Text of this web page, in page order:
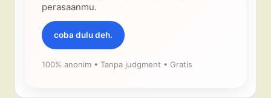
perasaanmu.
coba dulu deh.
100% anonim • Tanpa judgment • Gratis